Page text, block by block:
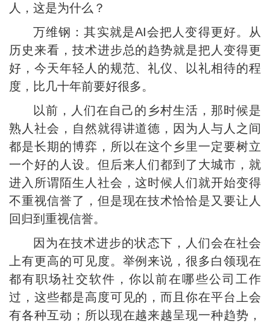
人，这是为什么？
万维钢：其实就是AI会把人变得更好。从
历史来看，技术进步总的趋势就是把人变得更
好，今天年轻人的规范、礼仪、以礼相待的程
度，比几十年前要好很多。
以前，人们在自己的乡村生活，那时候是
熟人社会，自然就得讲道德，因为人与人之间
都是长期的博弈，所以在这个乡里一定要树立
一个好的人设。但后来人们都到了大城市，就
进入所谓陌生人社会，这时候人们就开始变得
不重视信誉了，但是现在技术恰恰是又要让人
回归到重视信誉。
因为在技术进步的状态下，人们会在社会
上有更高的可见度。举例来说，很多白领现在
都有职场社交软件，你以前在哪些公司工作
过，这些都是高度可见的，而且你在平台上会
有各种互动；所以现在越来越呈现一种趋势，